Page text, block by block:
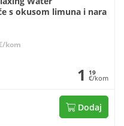
s okusom limuna i nara
kom
1 19
€/kom
Dodaj